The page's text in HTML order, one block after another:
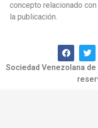
concepto relacionado con
la publicación.
Sociedad Venezolana